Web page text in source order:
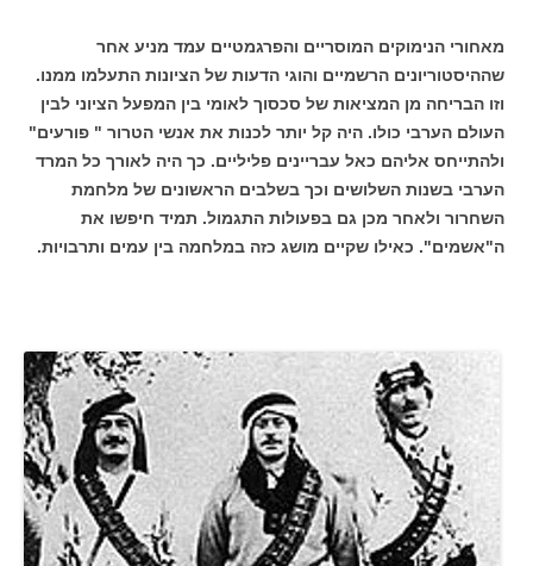
מאחורי הנימוקים המוסריים והפרגמטיים עמד מניע אחר
שההיסטוריונים הרשמיים והוגי הדעות של הציונות התעלמו ממנו.
וזו הבריחה מן המציאות של סכסוך לאומי בין המפעל הציוני לבין
העולם הערבי כולו. היה קל יותר לכנות את אנשי הטרור " פורעים"
ולהתייחס אליהם כאל עבריינים פליליים. כך היה לאורך כל המרד
הערבי בשנות השלושים וכך בשלבים הראשונים של מלחמת
השחרור ולאחר מכן גם בפעולות התגמול. תמיד חיפשו את
ה"אשמים". כאילו שקיים מושג כזה במלחמה בין עמים ותרבויות.